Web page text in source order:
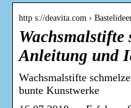
http s://deavita.com ›
Wachsmalstifte
Anleitung und
Wachsmalstifte
bunte Kunstwerke